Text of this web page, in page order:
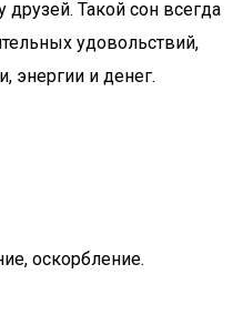
Такой сон всегда
удовольствий,
энергии и денег.
оскорбление.